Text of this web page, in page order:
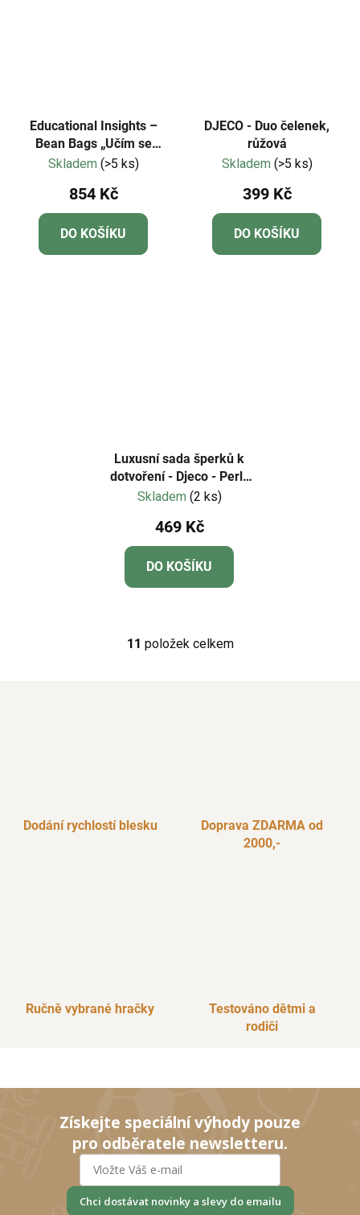
Educational Insights –
Bean Bags „Učím se
oblékat“
Skladem (>5 ks)
854 Kč
DO KOŠÍKU
DJECO - Duo čelenek,
růžová
Skladem (>5 ks)
399 Kč
DO KOŠÍKU
Luxusní sada šperků k
dotvoření - Djeco - Perly
a květiny
Skladem (2 ks)
469 Kč
DO KOŠÍKU
O
11 položek celkem
Dodání rychlostí blesku
Doprava ZDARMA od
2000,-
Ručně vybrané hračky
Testováno dětmi a
rodiči
Získejte speciální výhody pouze
pro odběratele newsletteru.
Chci dostávat novinky a slevy do emailu